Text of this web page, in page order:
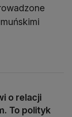
o relacji
To polityk